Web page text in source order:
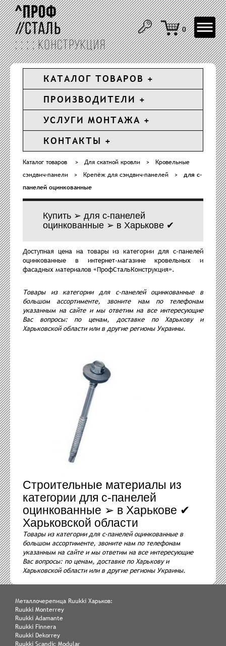
Toggle
0
КАТАЛОГ ТОВАРОВ
ПРОИЗВОДИТЕЛИ
УСЛУГИ МОНТАЖА
КОНТАКТЫ
Каталог товаров > Для скатной кровли >
Кровельные
сэндвич-панели
> Крепёж для сэндвич-панелей >
для с-
панелей оцинкованные
Купить ➢ для с-панелей
оцинкованные ➢ в Харькове ✔
Доступная цена на товары из категории для с-панелей
оцинкованные в интернет-магазине кровельных и
фасадных материалов «ПрофСтальКонструкция».
Товары из категории для с-панелей оцинкованные в
большом ассортименте, звоните нам по телефонам
указанным на сайте и мы ответим на все интересующие
Вас вопросы: по ценам, доставке по Харькову и
Харьковской области или в другие регионы Украины.
Строительные материалы из
категории для с-панелей
оцинкованные ➢ в Харькове ✔
Харьковской области
Товары из категории для с-панелей оцинкованные в
большом ассортименте, звоните нам по телефонам
указанным на сайте и мы ответим на все интересующие
Вас вопросы: по ценам, доставке по Харькову и
Харьковской области или в другие регионы Украины.
Металлочерепица Ruukki Харьков:
Ruukki Monterrey
Ruukki Adamante
Ruukki Finnera
Ruukki Dekorrey
Ruukki Scandic Modular